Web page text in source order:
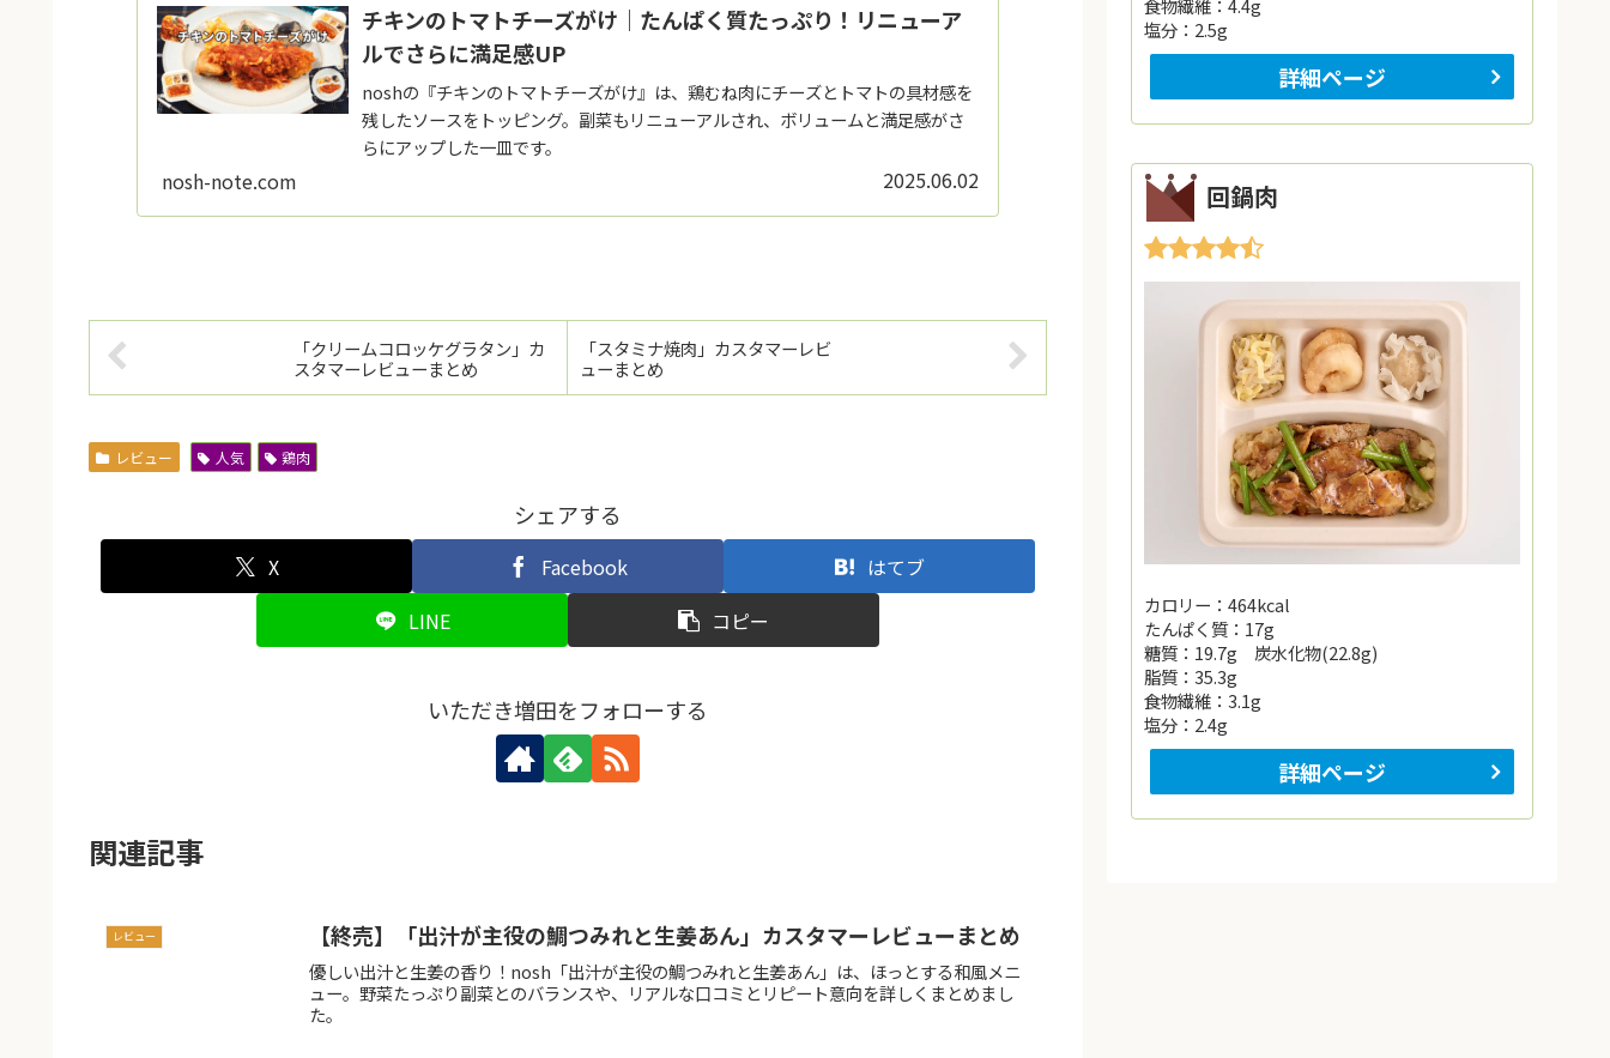
チキンのトマトチーズがけ｜たんぱく質たっぷり！リニューア
ルでさらに満足感UP
noshの『チキンのトマトチーズがけ』は、鶏むね肉にチーズとトマトの具材感を
残したソースをトッピング。副菜もリニューアルされ、ボリュームと満足感がさ
らにアップした一皿です。
nosh-note.com 2025.06.02
「クリームコロッケグラタン」カ
スタマーレビューまとめ
「スタミナ焼肉」カスタマーレビ
ューまとめ
レビュー 人気 鶏肉
シェアする
X Facebook
はてブ
LINE
コピー
いただき増田をフォローする
関連記事
レビュー 【終売】「出汁が主役の鯛つみれと生姜あん」カスタマーレビューまとめ
優しい出汁と生姜の香り！nosh「出汁が主役の鯛つみれと生姜あん」は、ほっとする和風メニ
ュー。野菜たっぷり副菜とのバランスや、リアルな口コミとリピート意向を詳しくまとめまし
た。
食物繊維：4.4g
塩分：2.5g
詳細ページ
回鍋肉
カロリー：464kcal
たんぱく質：17g
糖質：19.7g 炭水化物(22.8g)
脂質：35.3g
食物繊維：3.1g
塩分：2.4g
詳細ページ